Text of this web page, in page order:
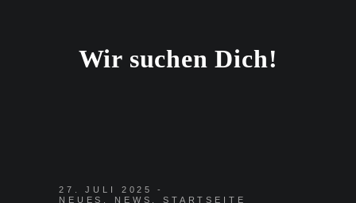
Wir suchen Dich!
27. JULI 2025
NEUES
NEWS ,STARTSEITE